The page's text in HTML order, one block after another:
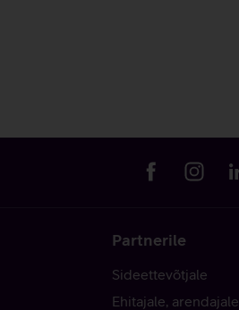
Partnerile
Sideettevõtjale
Ehitajale, arendajale